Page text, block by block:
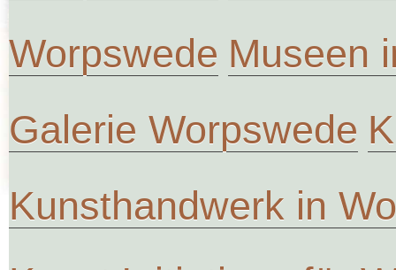
Worpswede Museen
Galerie Worpswede
Kunsthandwerk in